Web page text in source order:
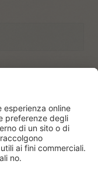
protezione dei dati.